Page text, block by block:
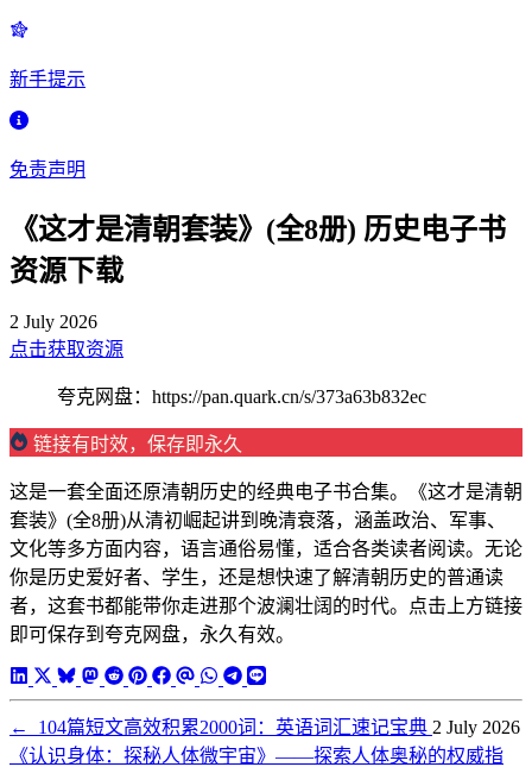
新手提示
免责声明
《这才是清朝套装》(全8册) 历史电子书
资源下载
2 July 2026
点击获取资源
夸克网盘：https://pan.quark.cn/s/373a63b832ec
链接有时效，保存即永久
这是一套全面还原清朝历史的经典电子书合集。《这才是清朝
套装》(全8册)从清初崛起讲到晚清衰落，涵盖政治、军事、
文化等多方面内容，语言通俗易懂，适合各类读者阅读。无论
你是历史爱好者、学生，还是想快速了解清朝历史的普通读
者，这套书都能带你走进那个波澜壮阔的时代。点击上方链接
即可保存到夸克网盘，永久有效。
← 104篇短文高效积累2000词：英语词汇速记宝典 2 July 2026
《认识身体：探秘人体微宇宙》——探索人体奥秘的权威指